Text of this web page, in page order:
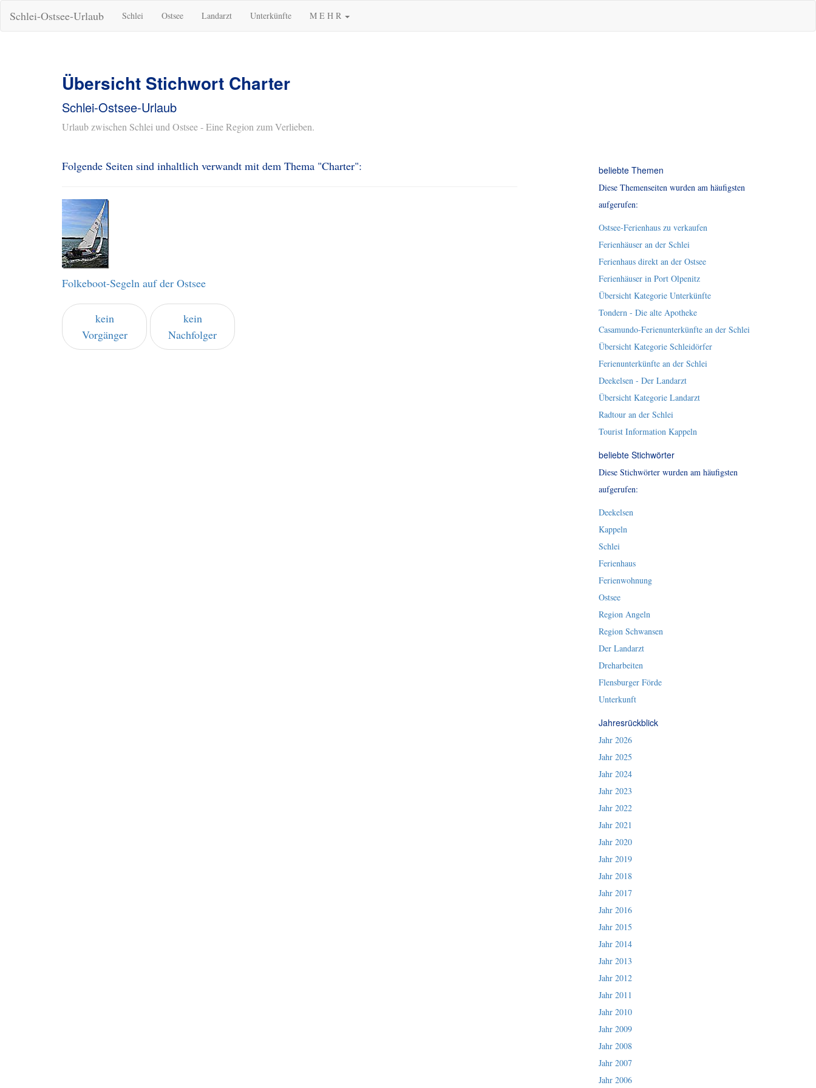
Schlei-Ostsee-Urlaub Schlei Ostsee Landarzt Unterkünfte M E H R
Übersicht Stichwort Charter
Schlei-Ostsee-Urlaub
Urlaub zwischen Schlei und Ostsee - Eine Region zum Verlieben.
Folgende Seiten sind inhaltlich verwandt mit dem Thema "Charter":
Folkeboot-Segeln auf der Ostsee
kein
Vorgänger
kein
Nachfolger
beliebte Themen
Diese Themenseiten wurden am häufigsten
aufgerufen:
Ostsee-Ferienhaus zu verkaufen
Ferienhäuser an der Schlei
Ferienhaus direkt an der Ostsee
Ferienhäuser in Port Olpenitz
Übersicht Kategorie Unterkünfte
Tondern - Die alte Apotheke
Casamundo-Ferienunterkünfte an der Schlei
Übersicht Kategorie Schleidörfer
Ferienunterkünfte an der Schlei
Deekelsen - Der Landarzt
Übersicht Kategorie Landarzt
Radtour an der Schlei
Tourist Information Kappeln
beliebte Stichwörter
Diese Stichwörter wurden am häufigsten
aufgerufen:
Deekelsen
Kappeln
Schlei
Ferienhaus
Ferienwohnung
Ostsee
Region Angeln
Region Schwansen
Der Landarzt
Dreharbeiten
Flensburger Förde
Unterkunft
Jahresrückblick
Jahr 2026
Jahr 2025
Jahr 2024
Jahr 2023
Jahr 2022
Jahr 2021
Jahr 2020
Jahr 2019
Jahr 2018
Jahr 2017
Jahr 2016
Jahr 2015
Jahr 2014
Jahr 2013
Jahr 2012
Jahr 2011
Jahr 2010
Jahr 2009
Jahr 2008
Jahr 2007
Jahr 2006